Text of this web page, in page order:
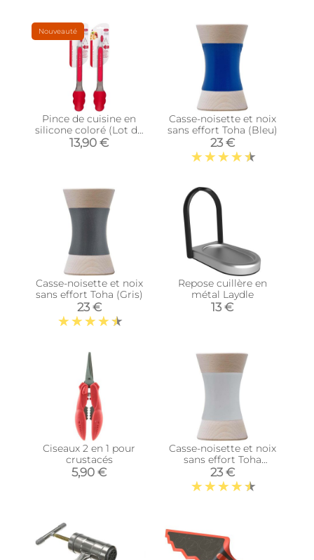
Nouveauté
Pince de cuisine en
silicone coloré (Lot de
2) (Rouge)
13,90 €
Casse-noisette et noix
sans effort Toha (Bleu)
23 €
Casse-noisette et noix
sans effort Toha (Gris)
23 €
Repose cuillère en
métal Laydle
13 €
Ciseaux 2 en 1 pour
crustacés
5,90 €
Casse-noisette et noix
sans effort Toha
(Blanc)
23 €